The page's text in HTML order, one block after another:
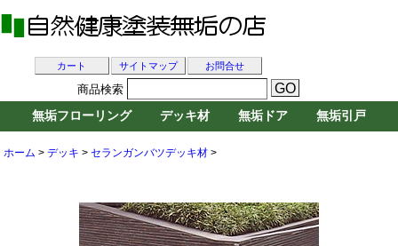
ホーム > デッキ > セランガンバツデッキ材 >
カート サイトマップ お問合せ
商品検索
無垢フローリング デッキ材 無垢ドア 無垢引戸